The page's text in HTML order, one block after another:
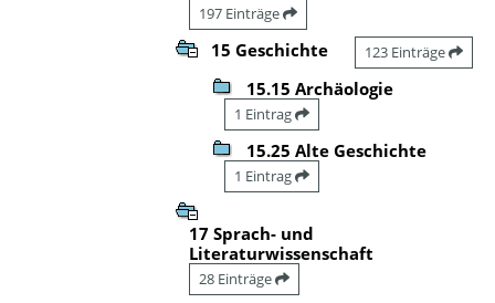
197 Einträge
15 Geschichte 123 Einträge
15.15 Archäologie
1 Eintrag
15.25 Alte Geschichte
1 Eintrag
17 Sprach- und
Literaturwissenschaft
28 Einträge